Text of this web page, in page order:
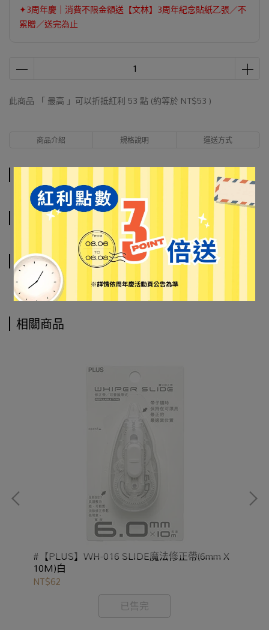
✦3周年慶｜消費不限金額送【文林】3周年紀念貼紙乙張／不
累贈／送完為止
此商品 「 最高 」可以折抵紅利 53 點 (約等於 NT$53 )
商品介紹 規格說明 運送方式
規格說明
運送方式
相關商品
#【PLUS】WH-016 SLIDE魔法修正帶(6mm X
10M)白
NT$62
已售完